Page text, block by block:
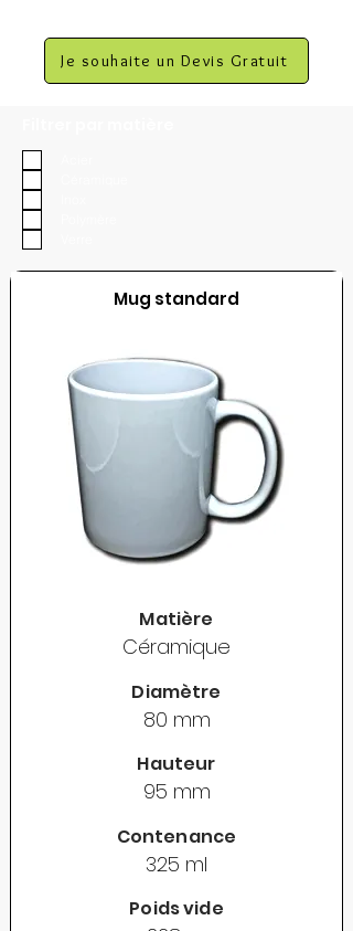
Je souhaite un Devis Gratuit
Mug standard
Matière
Céramique
Diamètre
80 mm
Hauteur
95 mm
Contenance
325 ml
Poids vide